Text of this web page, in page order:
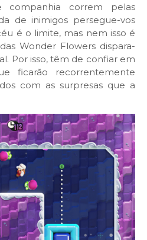
companhia correm pelas
de inimigos persegue-vos
é o limite, mas nem isso é
Wonder Flowers dispara-
Por isso, têm de confiar em
ficarão recorrentemente
com as surpresas que a